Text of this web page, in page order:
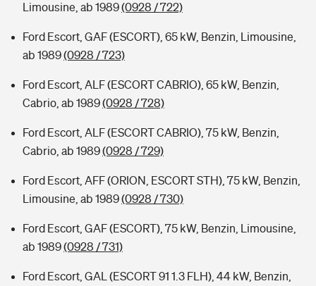
Limousine, ab 1989(0928 / 722)
Ford Escort, GAF (ESCORT), 65 kW, Benzin, Limousine,
ab 1989(0928 / 723)
Ford Escort, ALF (ESCORT CABRIO), 65 kW, Benzin,
Cabrio, ab 1989(0928 / 728)
Ford Escort, ALF (ESCORT CABRIO), 75 kW, Benzin,
Cabrio, ab 1989(0928 / 729)
Ford Escort, AFF (ORION, ESCORT STH), 75 kW, Benzin,
Limousine, ab 1989(0928 / 730)
Ford Escort, GAF (ESCORT), 75 kW, Benzin, Limousine,
ab 1989(0928 / 731)
Ford Escort, GAL (ESCORT 91 1.3 FLH), 44 kW, Benzin,